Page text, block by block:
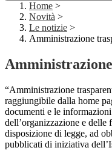
Home >
Novità >
Le notizie >
Amministrazione
“Amministrazione
raggiungibile dalla home
documenti e le
dell’organizzazione e
disposizione di legge, ad
pubblicati di iniziativa